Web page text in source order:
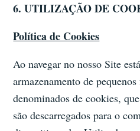
6. UTILIZAÇÃO DE
Política de Cookies
Ao navegar no nosso Site
armazenamento de
denominados de cookies,
são descarregados para o